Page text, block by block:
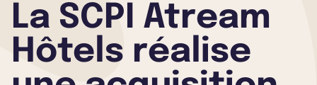
La SCPI Atream
Hôtels réalise